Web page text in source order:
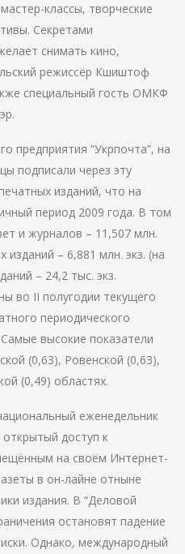
классы, творческие
Секретами
снимать кино,
режиссёр Кшиштоф
специальный гость ОМКФ
предприятия “Укрпочта”, на
подписали через эту
изданий, что на
период 2009 года. В том
и журналов – 11,507 млн.
изданий – 6,881 млн. экз. (на
– 24,2 тыс. экз.
во II полугодии текущего
периодического
высокие показатели
(0,63), Ровенской (0,63),
(0,49) областях.
еженедельник
открытый доступ к
на своём Интернет-
в он-лайне отныне
издания. В “Деловой
остановят падение
Однако, международный